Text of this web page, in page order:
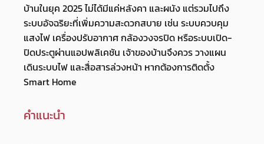
บ้านในยุค 2025 ไม่ได้มีแค่หลังคา และผนัง แต่รวมไปถึง
ระบบอัจฉริยะที่เพิ่มความสะดวกสบาย เช่น ระบบควบคุม
แสงไฟ เครื่องปรับอากาศ กล้องวงจรปิด หรือระบบเปิด-
ปิดประตูผ่านแอปพลิเคชัน เจ้าของบ้านจึงควร วางแผน
เดินระบบไฟ และสื่อสารล่วงหน้า หากต้องการติดตั้ง
Smart Home
คำแนะนำ